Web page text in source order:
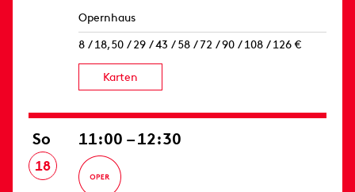
Opernhaus
8 / 18,50 / 29 / 43 / 58 / 72 / 90 / 108 / 126 €
Karten
So
18
11:00 – 12:30